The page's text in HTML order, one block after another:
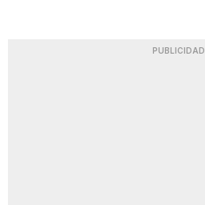
PUBLICIDAD